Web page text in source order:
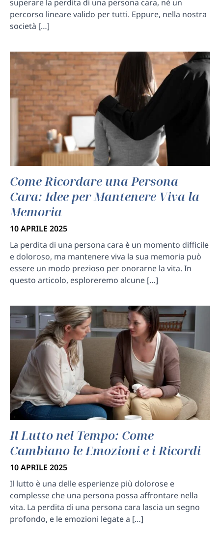
superare la perdita di una persona cara, né un
percorso lineare valido per tutti. Eppure, nella nostra
società […]
Come Ricordare una Persona
Cara: Idee per Mantenere Viva la
Memoria
10 APRILE 2025
La perdita di una persona cara è un momento difficile
e doloroso, ma mantenere viva la sua memoria può
essere un modo prezioso per onorarne la vita. In
questo articolo, esploreremo alcune […]
Il Lutto nel Tempo: Come
Cambiano le Emozioni e i Ricordi
10 APRILE 2025
Il lutto è una delle esperienze più dolorose e
complesse che una persona possa affrontare nella
vita. La perdita di una persona cara lascia un segno
profondo, e le emozioni legate a […]